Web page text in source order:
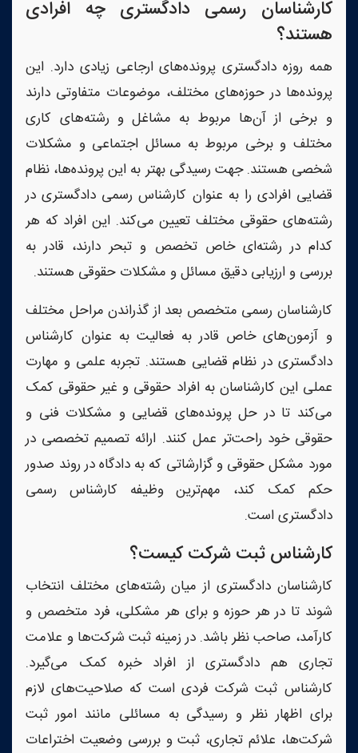
کارشناسان رسمی دادگستری چه افرادی
هستند؟
همه روزه دادگستری پرونده‌های ارجاعی زیادی دارد. این
پرونده‌ها در حوزه‌های مختلف، موضوعات متفاوتی دارند
و برخی از آن‌ها مربوط به مشاغل و رشته‌های کاری
مختلف و برخی مربوط به مسائل اجتماعی و مشکلات
شخصی هستند. جهت رسیدگی بهتر به این پرونده‌ها، نظام
قضایی افرادی را به عنوان کارشناس رسمی دادگستری در
رشته‌های حقوقی مختلف تعیین می‌کند. این افراد که هر
کدام در رشته‌ای خاص تخصص و تبحر دارند، قادر به
بررسی و ارزیابی دقیق مسائل و مشکلات حقوقی هستند.
کارشناسان رسمی متخصص بعد از گذراندن مراحل مختلف
و آزمون‌های خاص قادر به فعالیت به عنوان کارشناس
دادگستری در نظام قضایی هستند. تجربه علمی و مهارت
عملی این کارشناسان به افراد حقوقی و غیر حقوقی کمک
می‌کند تا در حل پرونده‌های قضایی و مشکلات فنی و
حقوقی خود راحت‌تر عمل کنند. ارائه تصمیم تخصصی در
مورد مشکل حقوقی و گزارشاتی که به دادگاه در روند صدور
حکم کمک کند، مهم‌ترین وظیفه کارشناس رسمی
دادگستری است.
کارشناس ثبت شرکت کیست؟
کارشناسان دادگستری از میان رشته‌های مختلف انتخاب
شوند تا در هر حوزه و برای هر مشکلی، فرد متخصص و
کارآمد، صاحب نظر باشد. در زمینه ثبت شرکت‌ها و علامت
تجاری هم دادگستری از افراد خبره کمک می‌گیرد.
کارشناس ثبت شرکت فردی است که صلاحیت‌های لازم
برای اظهار نظر و رسیدگی به مسائلی مانند امور ثبت
شرکت‌ها، علائم تجاری، ثبت و بررسی وضعیت اختراعات